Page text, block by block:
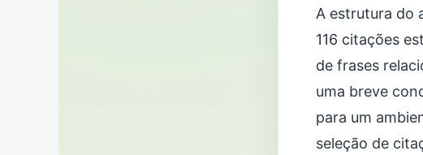
A estrutura do
116 citações
de frases
uma breve
para um
seleção de